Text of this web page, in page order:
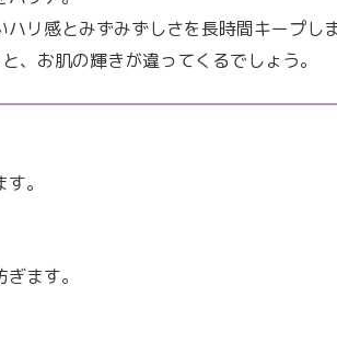
リ感とみずみずしさを長時間キープしま
、お肌の輝きが違ってくるでしょう。
。
ます。